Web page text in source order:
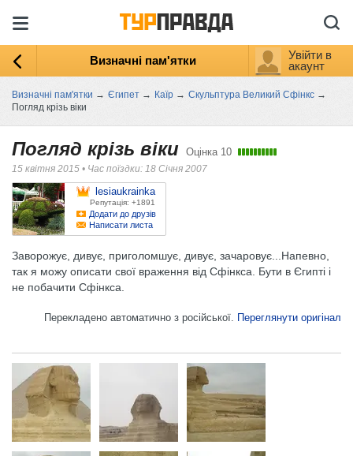
Визначні пам'ятки
Увійти в
акаунт
Визначні пам'ятки → Єгипет → Каїр → Скульптура Великий Сфінкс →
Погляд крізь віки
Погляд крізь віки Оцінка 10
15 квітня 2015 • Час поїздки: 18 Січня 2007
lesiaukrainka
Репутація: +1891
Додати до друзів
Написати листа
Заворожує, дивує, приголомшує, дивує, зачаровує...Напевно,
так я можу описати свої враження від Сфінкса. Бути в Єгипті і
не побачити Сфінкса.
Перекладено автоматично з російської. Переглянути оригінал